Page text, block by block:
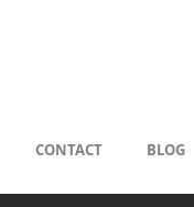
CONTACT BLOG